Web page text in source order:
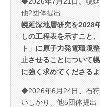
他2団体提出
幌延深地層研究を2028
しの工程表を示すこと
ト」に原子力発電環境
止させることについて
に強く求めてくださる
◆2026年6月24日、石
いしかり、他5団体提出